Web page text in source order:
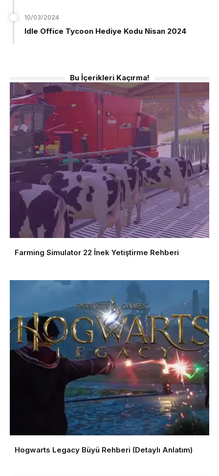
10/03/2024
Idle Office Tycoon Hediye Kodu Nisan 2024
Bu İçerikleri Kaçırma!
Farming Simulator 22 İnek Yetiştirme Rehberi
Hogwarts Legacy Büyü Rehberi (Detaylı Anlatım)